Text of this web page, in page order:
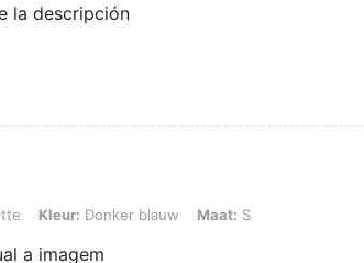
la descripción
Donker blauw, Maat: S
Kleur: Donker blauw Maat: S
a imagem